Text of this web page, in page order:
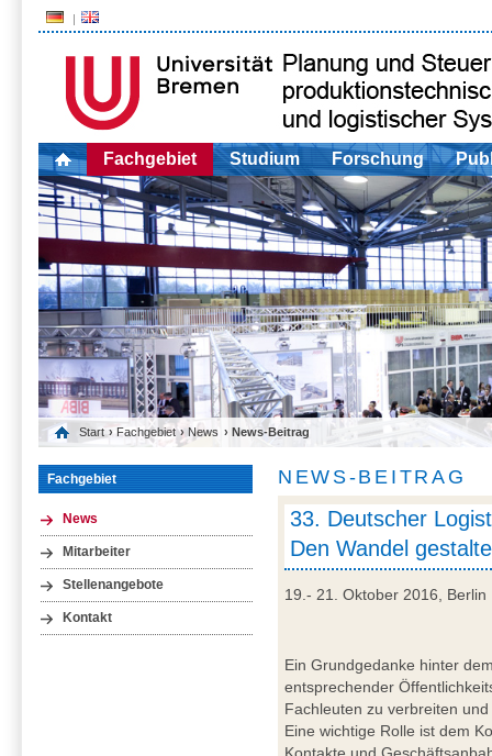
Fachgebiet Studium Forschung
Start › Fachgebiet › News › News-Beitrag
Fachgebiet
News
Mitarbeiter
Stellenangebote
Kontakt
NEWS-BEITRAG
33. Deutscher
Den Wandel
19.- 21. Oktober 2016, Berlin
Ein Grundgedanke hinter
entsprechender
Fachleuten zu verbreiten
Eine wichtige Rolle ist dem